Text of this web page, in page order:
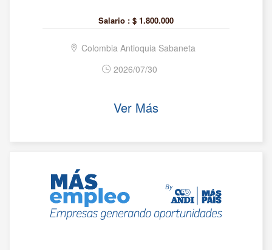
Salario : $ 1.800.000
Colombia Antioquia Sabaneta
2026/07/30
Ver Más